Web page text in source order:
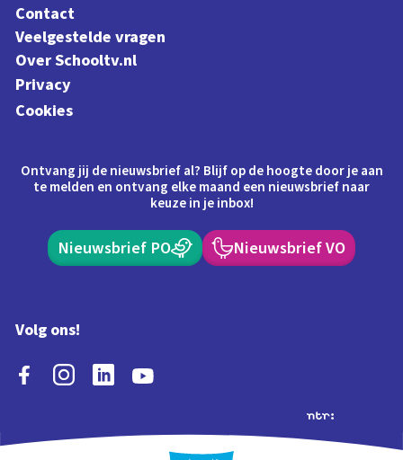
Contact
Veelgestelde vragen
Over Schooltv.nl
Privacy
Cookies
Ontvang jij de nieuwsbrief al? Blijf op de hoogte door je aan
te melden en ontvang elke maand een nieuwsbrief naar
keuze in je inbox!
Nieuwsbrief PO Nieuwsbrief VO
Volg ons!